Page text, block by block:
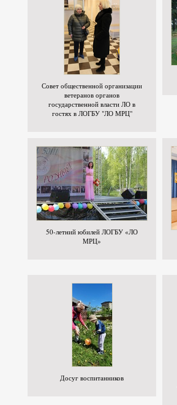
Совет общественной организации
ветеранов органов
государственной власти ЛО в
гостях в ЛОГБУ "ЛО МРЦ"
50-летний юбилей ЛОГБУ «ЛО
МРЦ»
Досуг воспитанников